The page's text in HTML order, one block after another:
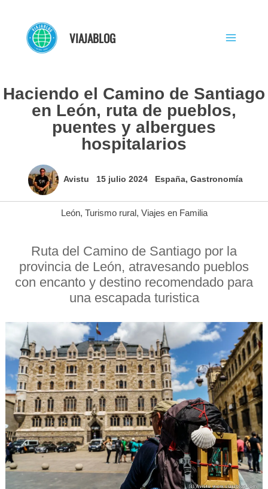
contenido
VIAJABLOG
Haciendo el Camino de Santiago
en León, ruta de pueblos,
puentes y albergues
hospitalarios
Avistu 15 julio 2024 España, Gastronomía
León, Turismo rural, Viajes en Familia
Ruta del Camino de Santiago por la
provincia de León, atravesando pueblos
con encanto y destino recomendado para
una escapada turistica